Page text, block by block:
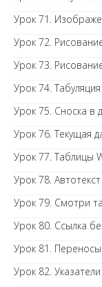
Урок 71.
Урок 72.
Урок 73.
Урок 74. Табуляция
Урок 75. Сноска в
Урок 76. Текущая
Урок 77. Таблицы
Урок 78. Автотекст
Урок 79. Смотри
Урок 80. Ссылка
Урок 81. Переносы
Урок 82. Указатели